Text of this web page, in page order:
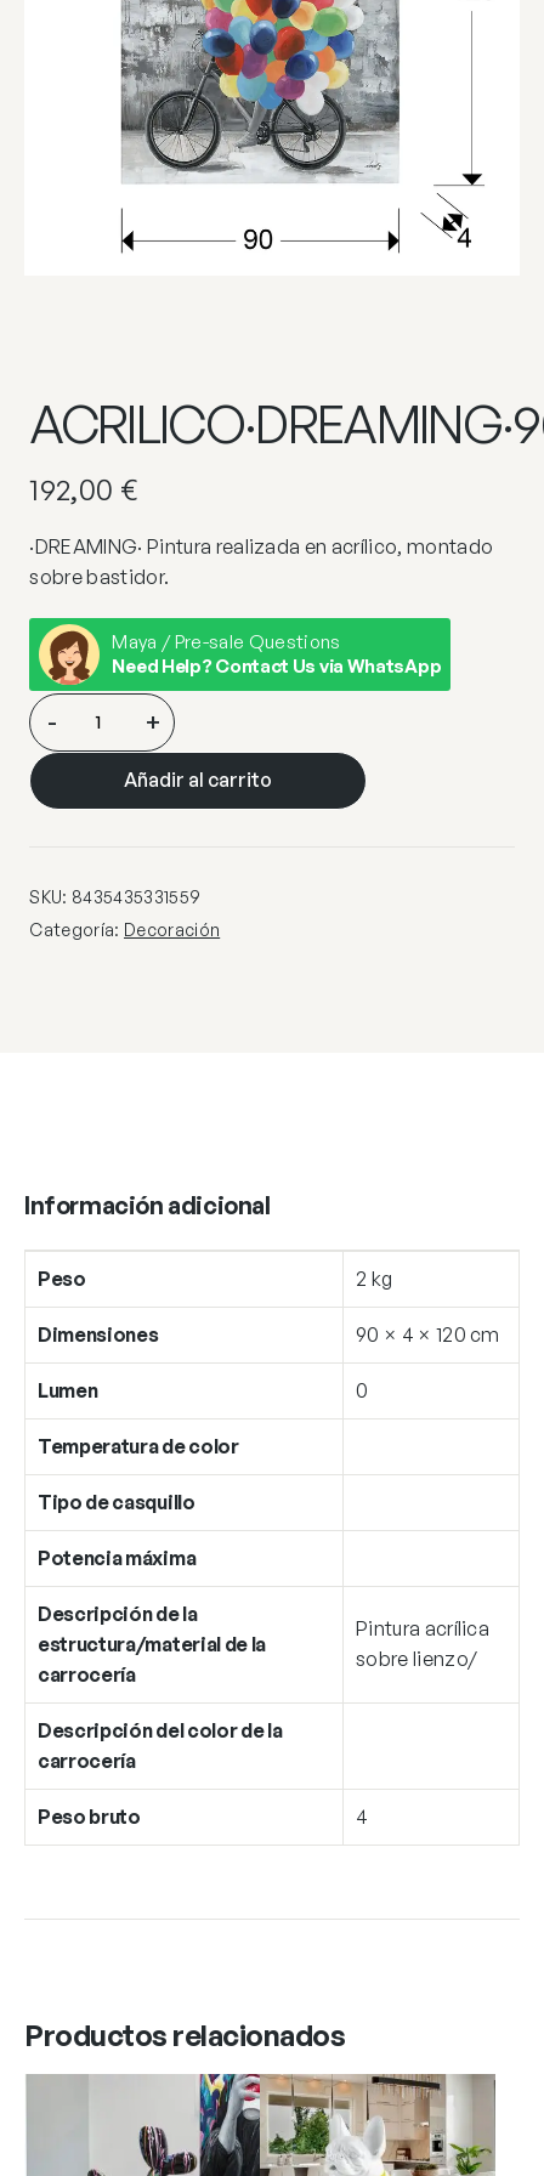
192,00 €
·DREAMING· Pintura realizada en acrílico, montado
sobre bastidor.
Maya / Pre-sale Questions
Need Help? Contact Us via WhatsApp
ACRILICO·DREAMING·90X120
cantidad
- +
Añadir al carrito
SKU: 8435435331559
Categoría: Decoración
Información adicional
Peso 2 kg
Dimensiones 90 × 4 × 120 cm
Lumen 0
Temperatura de color
Tipo de casquillo
Potencia máxima
Descripción de la
estructura/material de la
carrocería
Pintura acrílica
sobre lienzo/
Descripción del color de la
carrocería
Peso bruto 4
Productos relacionados